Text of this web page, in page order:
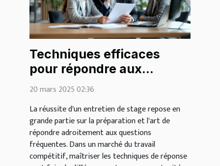
Techniques efficaces
pour répondre aux
questions fréquentes en
20 mars 2025 02:36
La réussite d'un entretien de stage repose en
grande partie sur la préparation et l'art de
répondre adroitement aux questions
fréquentes. Dans un marché du travail
compétitif, maîtriser les techniques de réponse